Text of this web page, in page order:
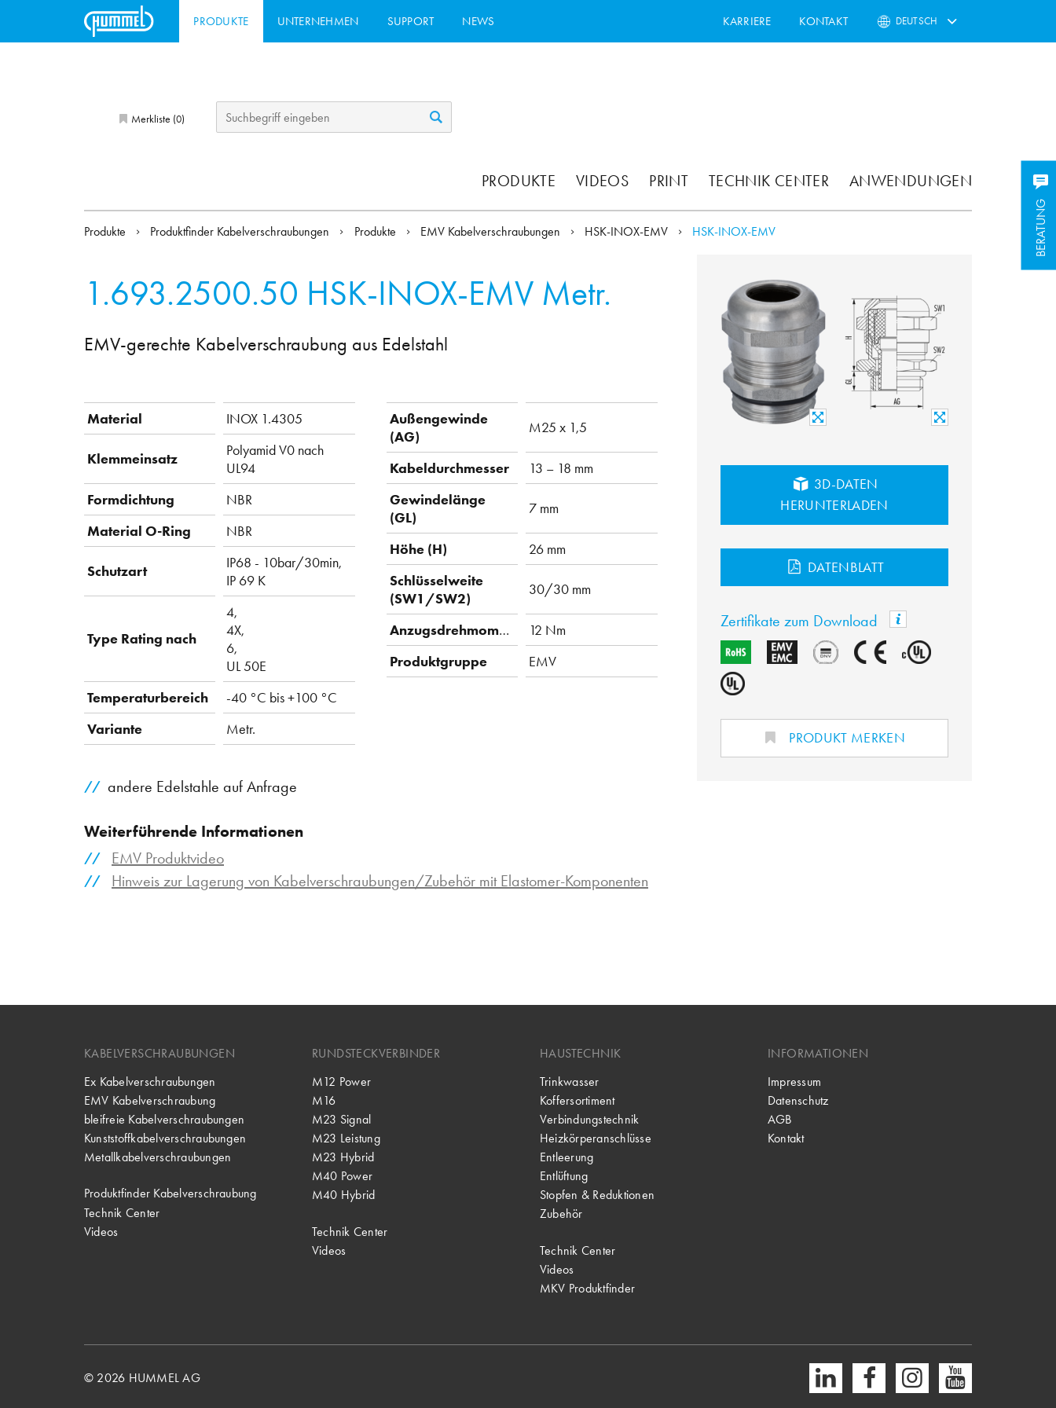
PRODUKTE UNTERNEHMEN SUPPORT NEWS KARRIERE KONTAKT DEUTSCH
Merkliste (0)
PRODUKTE VIDEOS PRINT TECHNIK CENTER ANWENDUNGEN
BERATUNG
Produkte Produktfinder Kabelverschraubungen Produkte EMV Kabelverschraubungen HSK-INOX-EMV HSK-INOX-EMV
1.693.2500.50 HSK-INOX-EMV Metr.
EMV-gerechte Kabelverschraubung aus Edelstahl
Material INOX 1.4305
Klemmeinsatz
Polyamid V0 nach
UL94
Formdichtung
NBR
Material O-Ring
NBR
Schutzart
IP68 - 10bar/30min,
IP 69 K
Type Rating nach
4,
4X,
6,
UL 50E
Temperaturbereich
-40 °C bis +100 °C
Variante
Metr.
Außengewinde
(AG)
M25 x 1,5
Kabeldurchmesser
13 – 18 mm
Gewindelänge
(GL)
7 mm
Höhe (H)
26 mm
Schlüsselweite
(SW1/SW2)
30/30 mm
Anzugsdrehmoment
12 Nm
Produktgruppe
EMV
andere Edelstahle auf Anfrage
Weiterführende Informationen
EMV Produktvideo
Hinweis zur Lagerung von Kabelverschraubungen/Zubehör mit Elastomer-Komponenten
3D-DATEN
HERUNTERLADEN
DATENBLATT
Zertifikate zum Download
PRODUKT MERKEN
KABELVERSCHRAUBUNGEN
Ex Kabelverschraubungen
EMV Kabelverschraubung
bleifreie Kabelverschraubungen
Kunststoffkabelverschraubungen
Metallkabelverschraubungen
Produktfinder Kabelverschraubung
Technik Center
Videos
RUNDSTECKVERBINDER
M12 Power
M16
M23 Signal
M23 Leistung
M23 Hybrid
M40 Power
M40 Hybrid
Technik Center
Videos
HAUSTECHNIK
Trinkwasser
Koffersortiment
Verbindungstechnik
Heizkörperanschlüsse
Entleerung
Entlüftung
Stopfen & Reduktionen
Zubehör
Technik Center
Videos
MKV Produktfinder
INFORMATIONEN
Impressum
Datenschutz
AGB
Kontakt
© 2026 HUMMEL AG